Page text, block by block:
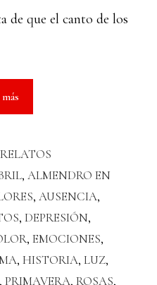
de que el canto de los
RELATOS
, ALMENDRO EN
, AUSENCIA,
, DEPRESIÓN,
, EMOCIONES,
, HISTORIA, LUZ,
, PRIMAVERA, ROSAS,